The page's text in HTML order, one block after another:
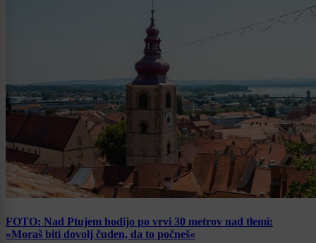
FOTO: Nad Ptujem hodijo po vrvi 30 metrov nad tlemi:
»Moraš biti dovolj čuden, da to počneš«